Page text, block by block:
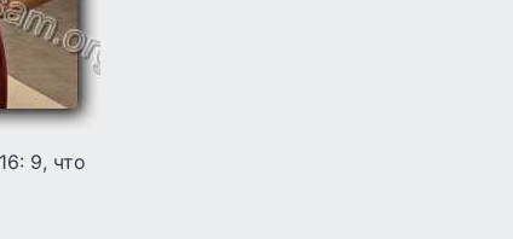
9, что